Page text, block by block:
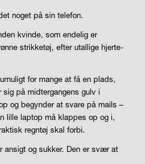
noget på sin telefon.
kvinde, som endelig er
strikketøj, efter utallige hjerte-
for mange at få en plads,
på midtergangens gulv i
og begynder at svare på mails –
lille laptop må klappes op og i,
regntøj skal forbi.
og sukker. Den er svær at